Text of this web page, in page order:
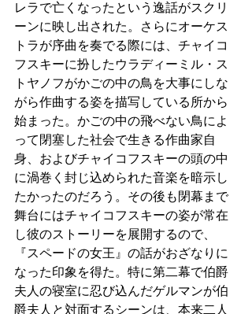
レラで亡くなったという逸話がスクリ
ーンに映し出された。さらにオーケス
トラが序曲を奏でる際には、チャイコ
フスキーに扮したウラディーミル・ス
トヤノフがかごの中の鳥を大事にしな
がら作曲する姿を描写している所から
始まった。かごの中の飛べない鳥によ
って閉塞した社会で生きる作曲家自
身、およびチャイコフスキーの頭の中
に渦巻く封じ込められた音楽を暗示し
たかったのだろう。その後も閉幕まで
舞台にはチャイコフスキーの姿が常在
し彼のストーリーを展開するので、
『スペードの女王』の話がおざなりに
なった印象を得た。特に第二幕で伯爵
夫人の寝室に忍び込んだゲルマンが伯
爵夫人と対面するシーンは、本来二人